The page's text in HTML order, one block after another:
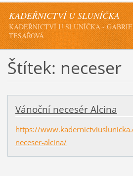
KADEŘNICTVÍ U SLUNÍČKA
KADEŘNICTVÍ U SLUNÍČKA -
TESAŘOVÁ
Štítek: neceser
Vánoční necesér Alcina
https://
neceser-alcina/